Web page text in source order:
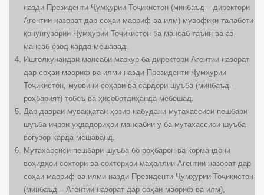
назди Президенти Ҷумҳурии Тоҷикистон (минбаъд – директори
Агентии назорат дар соҳаи маориф ва илм) мувофиқи талаботи
қонунгузории Ҷумҳурии Тоҷикистон ба мансаб таъин ва аз
мансаб озод карда мешавад.
Ишғолкунандаи мансаби мазкур ба директори Агентии назорат
дар соҳаи маориф ва илми назди Президенти Ҷумҳурии
Тоҷикистон, муовини соҳавӣ ва сардори шуъба (минбаъд –
роҳбарият) тобеъ ва ҳисоботдиҳанда мебошад.
Дар давраи муваққатан ҳозир набудани мутахассиси пешбари
шуъба иҷрои уҳдадориҳои мансабии ӯ ба мутахассиси шуъба
вогузор карда мешаванд.
Мутахассиси пешбари шуъба бо роҳбарон ва кормандони
воҳидҳои сохторӣ ва сохторҳои маҳаллии Агентии назорат дар
соҳаи маориф ва илми назди Президенти Ҷумҳурии Тоҷикистон
(минбаъд – Агентии назорат дар соҳаи маориф ва илм),